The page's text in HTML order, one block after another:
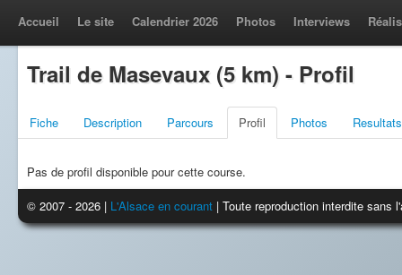
Accueil Le site Calendrier 2026 Photos Interviews
Trail de Masevaux (5 km) - Profil
Fiche Description Parcours Profil Photos Resultats
Pas de profil disponible pour cette course.
© 2007 - 2026 | L'Alsace en courant | Toute reproduction interdite sans